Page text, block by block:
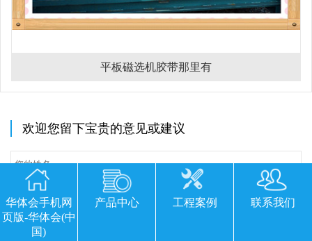
平板磁选机胶带那里有
欢迎您留下宝贵的意见或建议
华体会手机网
页版-华体会(中
国)
产品中心 工程案例 联系我们